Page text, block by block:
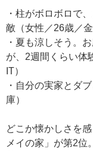
・柱がボロボロで
敵（女性／26歳／金
・夏も涼しそう。
が、2週間くらい体
IT）
・自分の実家とダ
庫）
どこか懐かしさを
メイの家」が第2位